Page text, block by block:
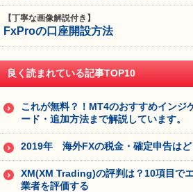
【丁寧な画像解説付き】
FxProの口座開設方法
良く読まれている記事TOP10
これが無料？！MT4のおすすめインジ
ード・追加方法まで解説しています。
2019年 海外FXの税金・確定申告はど
XM(XM Trading)の評判は？10項目で
業者を評価する